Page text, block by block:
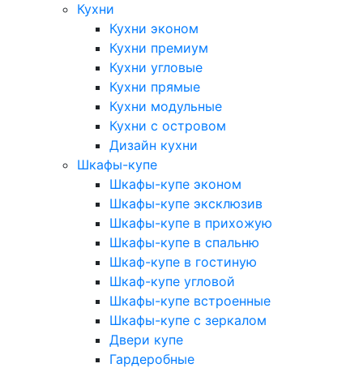
Кухни
Кухни эконом
Кухни премиум
Кухни угловые
Кухни прямые
Кухни модульные
Кухни с островом
Дизайн кухни
Шкафы-купе
Шкафы-купе эконом
Шкафы-купе эксклюзив
Шкафы-купе в прихожую
Шкафы-купе в спальню
Шкаф-купе в гостиную
Шкаф-купе угловой
Шкафы-купе встроенные
Шкафы-купе с зеркалом
Двери купе
Гардеробные